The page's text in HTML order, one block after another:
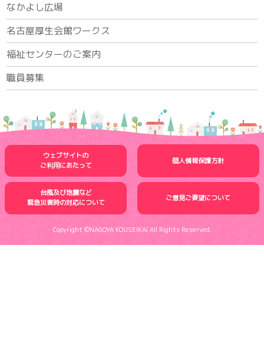
なかよし広場
名古屋厚生会館ワークス
福祉センターのご案内
職員募集
ウェブサイトの
ご利用にあたって
個人情報保護方針
台風及び地震など
緊急災害時の対応について
ご意見ご要望について
Copyright ©NAGOYA KOUSEIKAI All Rights Reserved.